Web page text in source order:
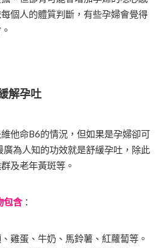
個人的體質判斷，有些孕婦會覺得
解孕吐
他命B6的情況，但如果是孕婦卻可
為人知的功效就是舒緩孕吐，除此
及老年黃斑等。
包含：
雞蛋、牛奶、馬鈴薯、紅蘿蔔等。